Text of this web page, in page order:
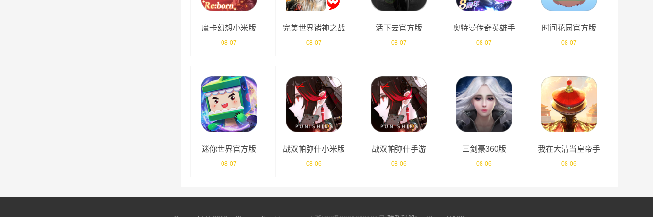
魔卡幻想小米版
08-07
完美世界诸神之战
官服
08-07
活下去官方版
08-07
奥特曼传奇英雄手
游
08-07
时间花园官方版
08-07
迷你世界官方版
08-07
战双帕弥什小米版
08-06
战双帕弥什手游
08-06
三剑豪360版
08-06
我在大清当皇帝手
游
08-06